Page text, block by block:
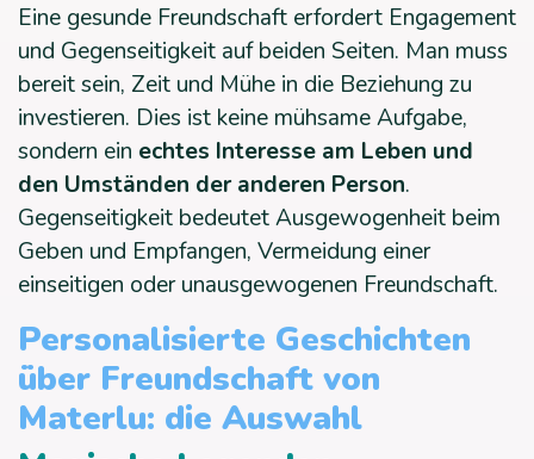
Eine gesunde Freundschaft erfordert Engagement
und Gegenseitigkeit auf beiden Seiten. Man muss
bereit sein, Zeit und Mühe in die Beziehung zu
investieren. Dies ist keine mühsame Aufgabe,
sondern ein echtes Interesse am Leben und
den Umständen der anderen Person.
Gegenseitigkeit bedeutet Ausgewogenheit beim
Geben und Empfangen, Vermeidung einer
einseitigen oder unausgewogenen Freundschaft.
Personalisierte Geschichten
über Freundschaft von
Materlu: die Auswahl